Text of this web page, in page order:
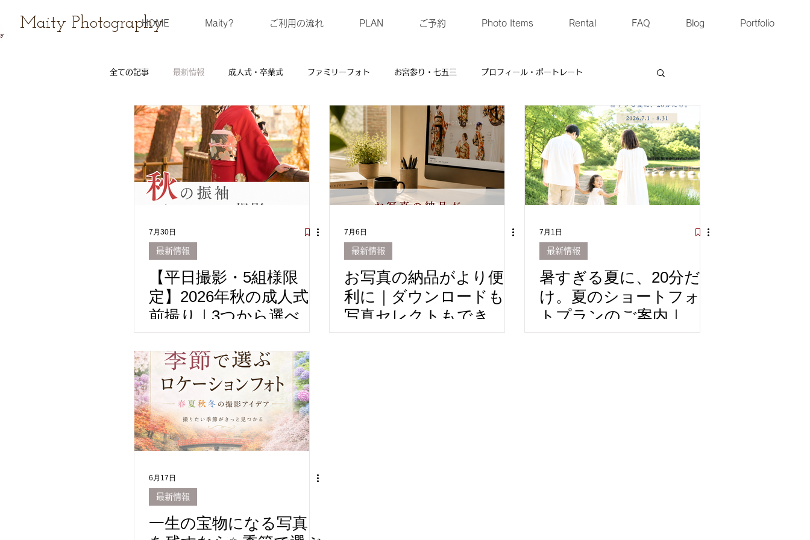
HOME Maity? ご利用の流れ PLAN ご予約 Photo Items Rental FAQ Blog Portfolio
Maity Photography
全ての記事 最新情報 成人式・卒業式 ファミリーフォト お宮参り・七五三 プロフィール・ポートレート
ウェディングフォト レンタル衣装 マタニティーフォト ベビーフォト 商品 ペットフォト スケジュール
撮影会
7月30日
最新情報
【平日撮影・5組様限
定】2026年秋の成人式
前撮り｜3つから選べる
ご予約特典｜Maity
Photography｜成人式前
撮り｜振袖撮影｜振袖ロ
ケーション撮影｜愛知・
豊明から全国で出張撮影
中✈️｜
7月6日
最新情報
お写真の納品がより便
利に｜ダウンロードも
写真セレクトもできる
オリジナルWEBアルバ
7月1日
最新情報
暑すぎる夏に、20分だ
け。夏のショートフォ
トプランのご案内｜
Maity Photography｜愛
6月17日
最新情報
一生の宝物になる写真